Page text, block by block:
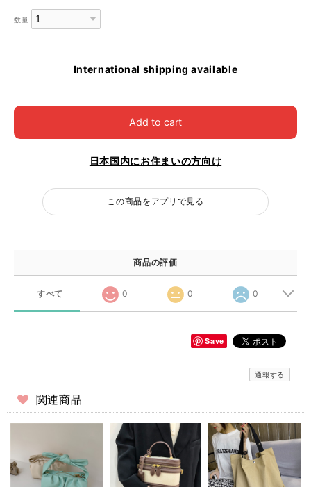
数量
International shipping available
Add to cart
日本国内にお住まいの方向け
この商品をアプリで見る
商品の評価
すべて 0 0 0
Save
通報する
関連商品